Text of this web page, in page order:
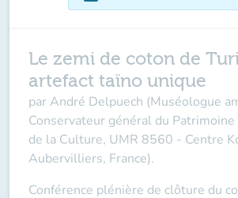
Le zemi de coton de
artefact taïno unique
par André Delpuech (Muséologue
Conservateur général du
de la Culture, UMR 8560 - Centre
Aubervilliers, France).
Conférence plénière de clôture du